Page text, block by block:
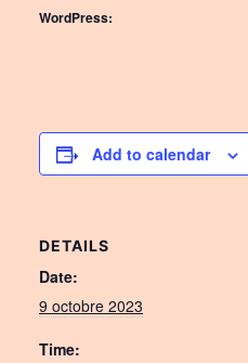
WordPress:
Add to calendar
DETAILS
Date:
9 octobre 2023
Time: